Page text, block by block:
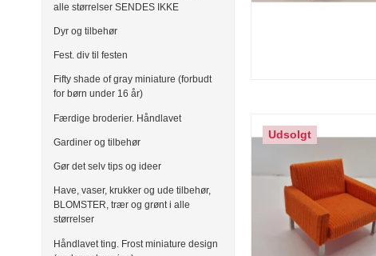
alle størrelser SENDES IKKE
Dyr og tilbehør
Fest. div til festen
Fifty shade of gray miniature (forbudt
for børn under 16 år)
Færdige broderier. Håndlavet
Gardiner og tilbehør
Gør det selv tips og ideer
Have, vaser, krukker og ude tilbehør,
BLOMSTER, trær og grønt i alle
størrelser
Håndlavet ting. Frost miniature design
Udsolgt